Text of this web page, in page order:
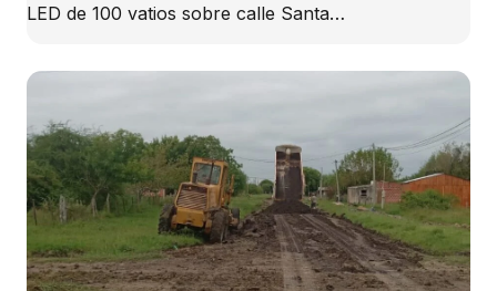
LED de 100 vatios sobre calle Santa…